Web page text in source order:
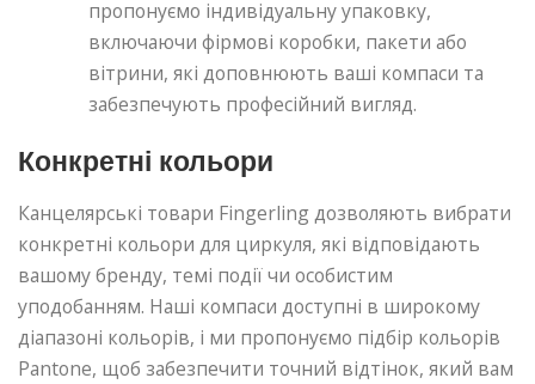
пропонуємо індивідуальну упаковку,
включаючи фірмові коробки, пакети або
вітрини, які доповнюють ваші компаси та
забезпечують професійний вигляд.
Конкретні кольори
Канцелярські товари Fingerling дозволяють вибрати
конкретні кольори для циркуля, які відповідають
вашому бренду, темі події чи особистим
уподобанням. Наші компаси доступні в широкому
діапазоні кольорів, і ми пропонуємо підбір кольорів
Pantone, щоб забезпечити точний відтінок, який вам